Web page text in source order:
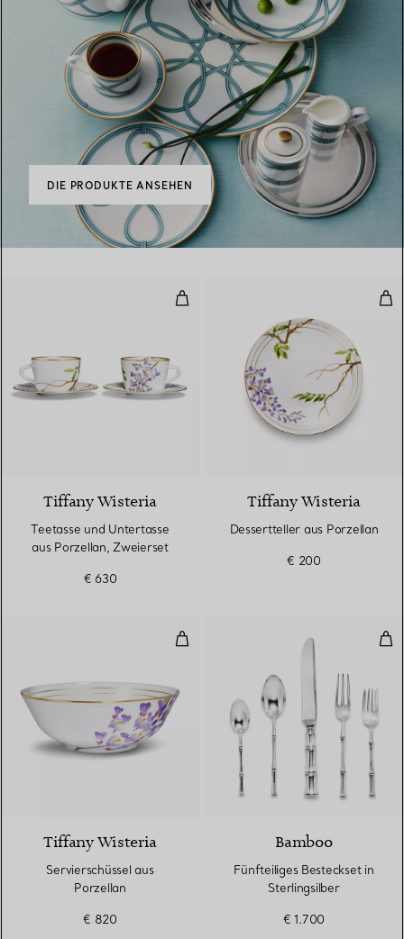
DIE PRODUKTE ANSEHEN
Teetasse und Untertasse aus
Tiffany Wisteria
Teetasse und Untertasse
aus Porzellan, Zweierset
€ 630
Tiffany Wisteria
Dessertteller aus Porzellan
€ 200
Servierschüssel aus Porzellan
Tiffany Wisteria
Servierschüssel aus
Porzellan
€ 820
Bamboo
Fünfteiliges Besteckset in
Sterlingsilber
€ 1.700